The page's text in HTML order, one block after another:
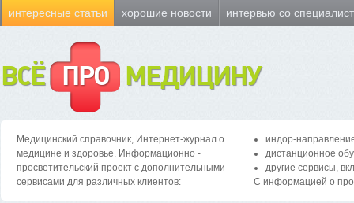
интересные статьи хорошие новости интервью со
ВСЁ ПРО МЕДИЦИНУ
Медицинский справочник, Интернет-журнал о
медицине и здоровье. Информационно -
просветительский проект с дополнительными
сервисами для различных клиентов:
индор-
дистанционное
другие сервисы,
С информацией о